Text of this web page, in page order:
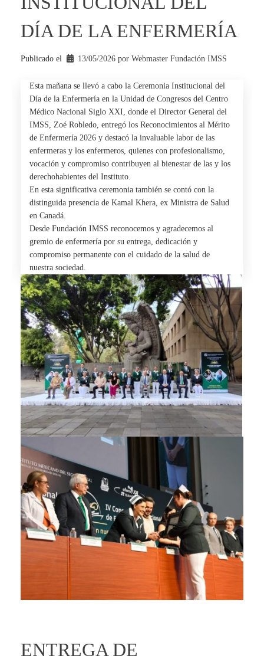
DÍA DE LA ENFERMERÍA
Publicado el 13/05/2026 por Webmaster Fundación IMSS
Esta mañana se llevó a cabo la Ceremonia Institucional del
Día de la Enfermería en la Unidad de Congresos del Centro
Médico Nacional Siglo XXI, donde el Director General del
IMSS, Zoé Robledo, entregó los Reconocimientos al Mérito
de Enfermería 2026 y destacó la invaluable labor de las
enfermeras y los enfermeros, quienes con profesionalismo,
vocación y compromiso contribuyen al bienestar de las y los
derechohabientes del Instituto.
En esta significativa ceremonia también se contó con la
distinguida presencia de Kamal Khera, ex Ministra de Salud
en Canadá.
Desde Fundación IMSS reconocemos y agradecemos al
gremio de enfermería por su entrega, dedicación y
compromiso permanente con el cuidado de la salud de
nuestra sociedad.
ENTREGA DE